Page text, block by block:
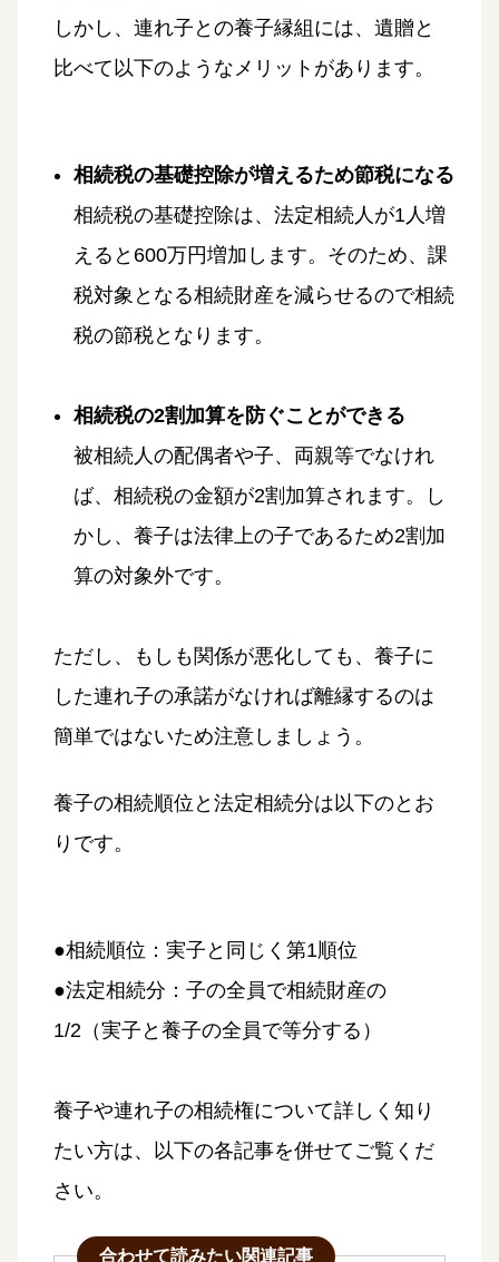
しかし、連れ子との養子縁組には、遺贈と
比べて以下のようなメリットがあります。
相続税の基礎控除が増えるため節税になる
相続税の基礎控除は、法定相続人が1人増
えると600万円増加します。そのため、課
税対象となる相続財産を減らせるので相続
税の節税となります。
相続税の2割加算を防ぐことができる
被相続人の配偶者や子、両親等でなけれ
ば、相続税の金額が2割加算されます。し
かし、養子は法律上の子であるため2割加
算の対象外です。
ただし、もしも関係が悪化しても、養子に
した連れ子の承諾がなければ離縁するのは
簡単ではないため注意しましょう。
養子の相続順位と法定相続分は以下のとお
りです。
●相続順位：実子と同じく第1順位
●法定相続分：子の全員で相続財産の
1/2（実子と養子の全員で等分する）
養子や連れ子の相続権について詳しく知り
たい方は、以下の各記事を併せてご覧くだ
さい。
合わせて読みたい関連記事